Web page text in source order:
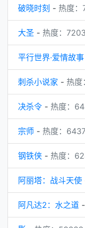
破晓时刻 - 热度
大圣 - 热度：
平行世界·爱情故事
刺杀小说家 - 热
决杀令 - 热度：
宗师 - 热度：
钢铁侠 - 热度：
阿丽塔：战斗天使
阿凡达2：水之道 -